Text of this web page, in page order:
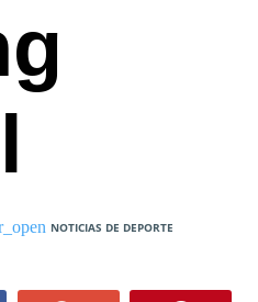
NOTICIAS DE DEPORTE